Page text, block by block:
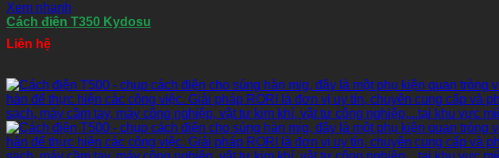
Xem nhanh
Cách điện T350 Kydosu
Liên hệ